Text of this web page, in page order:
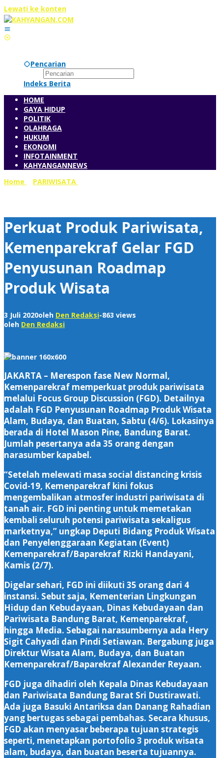
Lewati ke konten
Pencarian
Indeks Berita
HOME
GAYA HIDUP
POLITIK
OLAHRAGA
HUKUM
EKONOMI
INFOTAINMENT
KAHYANGANNEWS
Home
PARIWISATA
Perkuat Produk Pariwisata,
Kemenparekraf Gelar FGD
Penyusunan Roadmap
Produk Wisata
3 Juli 2020oleh Den Redaksi-863 views
oleh Den Redaksi
JAKARTA – Merespon fase New Normal,
Kemenparekraf memperkuat produk pariwisata
melalui Focus Group Discussion (FGD). Detailnya
adalah FGD Penyusunan Roadmap Produk Wisata
Alam, Budaya, dan Buatan, Sabtu (4/6). Lokasinya
berada di Hotel Mason Pine, Bandung Barat.
Jumlah pesertanya ada 35 orang dengan
narasumber kapabel.
“Setelah melewati masa social distancing krisis
Covid-19, Kemenparekraf kini fokus
mengembalikan atmosfer industri pariwisata di
tanah air. FGD ini penting untuk memetakan
kembali seluruh potensi pariwisata sekaligus
marketnya,” ungkap Deputi Bidang Produk Wisata
dan Penyelenggaraan Kegiatan (Event)
Kemenparekraf/Baparekraf Rizki Handayani,
Kamis (2/7).
Digelar sehari, FGD ini diikuti 35 orang dari 4
instansi. Sebut saja, Kementerian Lingkungan
Hidup dan Kebudayaan, Dinas Kebudayaan dan
Pariwisata Bandung Barat, Kemenparekraf,
hingga Media. Sebagai narasumbernya ada Hery
Sigit Cahyadi dan Pindi Setiawan. Bergabung juga
Direktur Wisata Alam, Budaya, dan Buatan
Kemenparekraf/Baparekraf Alexander Reyaan.
FGD juga dihadiri oleh Kepala Dinas Kebudayaan
dan Pariwisata Bandung Barat Sri Dustirawati.
Ada juga Basuki Antariksa dan Danang Rahadian
yang bertugas sebagai pembahas. Secara khusus,
FGD akan menyasar beberapa tujuan strategis
seperti, menetapkan portofolio 3 produk wisata
alam, budaya, dan buatan beserta tujuannya.